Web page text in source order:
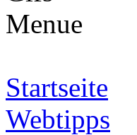
Startseite
Webtipps